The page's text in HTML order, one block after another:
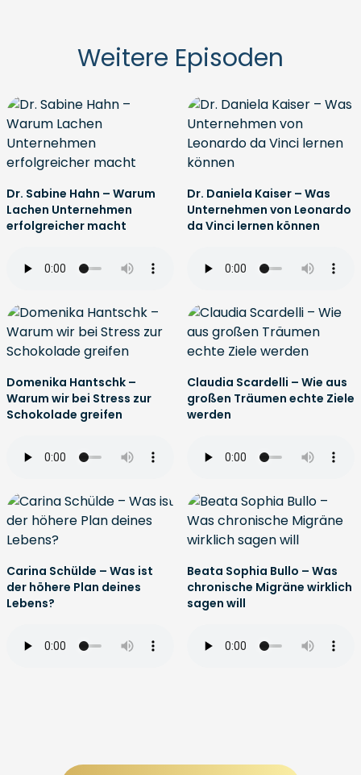
Weitere Episoden
Dr. Sabine Hahn – Warum
Lachen Unternehmen
erfolgreicher macht
Dr. Daniela Kaiser – Was
Unternehmen von Leonardo
da Vinci lernen können
Domenika Hantschk –
Warum wir bei Stress zur
Schokolade greifen
Claudia Scardelli – Wie aus
großen Träumen echte Ziele
werden
Carina Schülde – Was ist
der höhere Plan deines
Lebens?
Beata Sophia Bullo – Was
chronische Migräne wirklich
sagen will